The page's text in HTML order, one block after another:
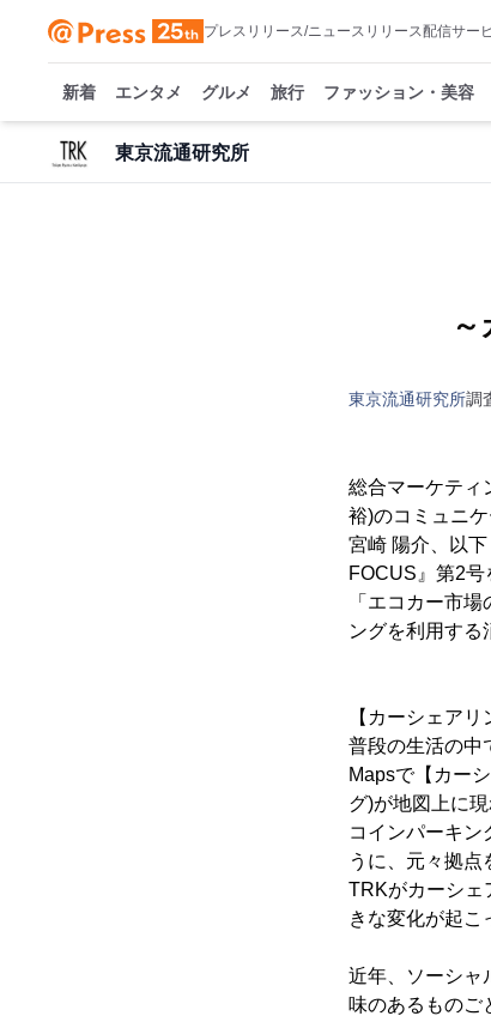
プレスリリース/ニュースリリース配信サー
新着 エンタメ グルメ 旅行 ファッション・美容
東京流通研究所
東京流通研究所調
総合マーケティ
裕)のコミュニ
宮崎 陽介、以
FOCUS』第2号
「エコカー市
ングを利用する
【カーシェア
普段の生活の中
Mapsで【カー
グ)が地図上に
コインパーキン
うに、元々拠点
TRKがカーシェ
きな変化が起こ
近年、ソーシャ
味のあるものご